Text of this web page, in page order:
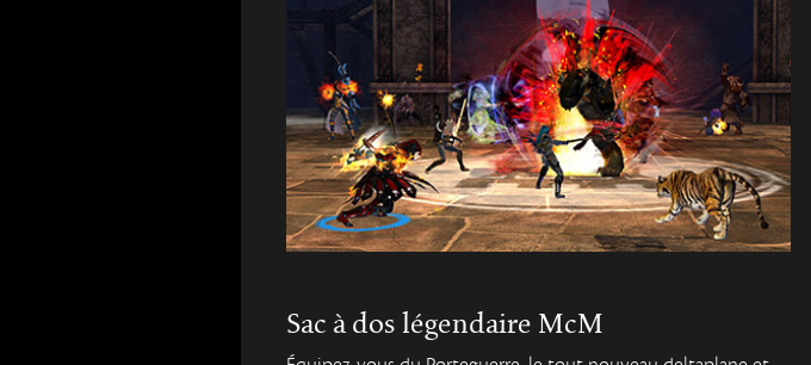
Sac à dos légendaire McM